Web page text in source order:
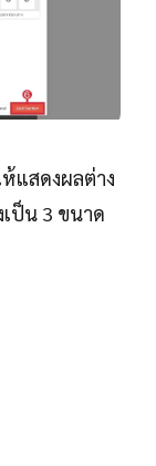
แสดงผลต่าง
ป็น 3 ขนาด